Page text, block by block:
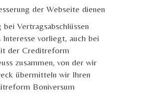
der Webseite dienen
Vertragsabschlüssen
vorliegt, auch bei
der Creditreform
zusammen, von der wir
übermitteln wir Ihren
Boniversum